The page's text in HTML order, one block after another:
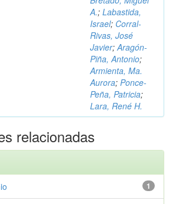
A.; Labastida,
Israel; Corral-
Rivas, José
Javier;Aragón-
Piña, Antonio;
Armienta, Ma.
Aurora; Ponce-
Peña, Patricia;
Lara, René H.
relacionadas
1